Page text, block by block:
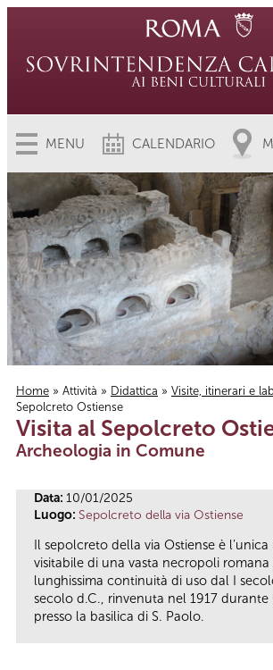
MENU CALENDARIO
Tu sei qui
Home » Attività » Didattica » Visite, itinerari e
Sepolcreto Ostiense
Visita al Sepolcreto
Archeologia in Comune
Data: 10/01/2025
Luogo: Sepolcreto della via Ostiense
Il sepolcreto della via Ostiense è
visitabile di una vasta necropoli
lunghissima continuità di uso dal I
secolo d.C., rinvenuta nel 1917 durante
presso la basilica di S. Paolo.